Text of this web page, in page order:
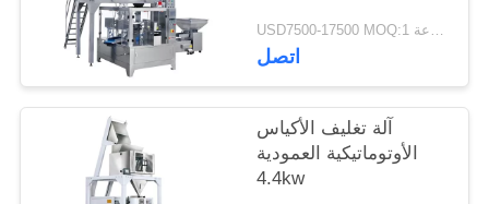
USD7500-17500 MOQ:1 مجموعة
اتصل
آلة تغليف الأكياس
الأوتوماتيكية العمودية
4.4kw